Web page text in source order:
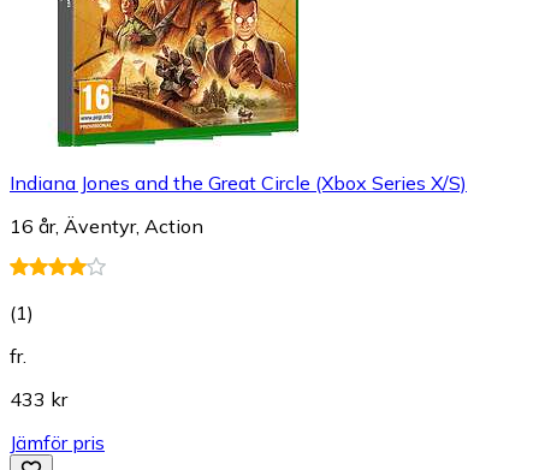
Indiana Jones and the Great Circle (Xbox Series X/S)
16 år, Äventyr, Action
(1)
fr.
433 kr
Jämför pris